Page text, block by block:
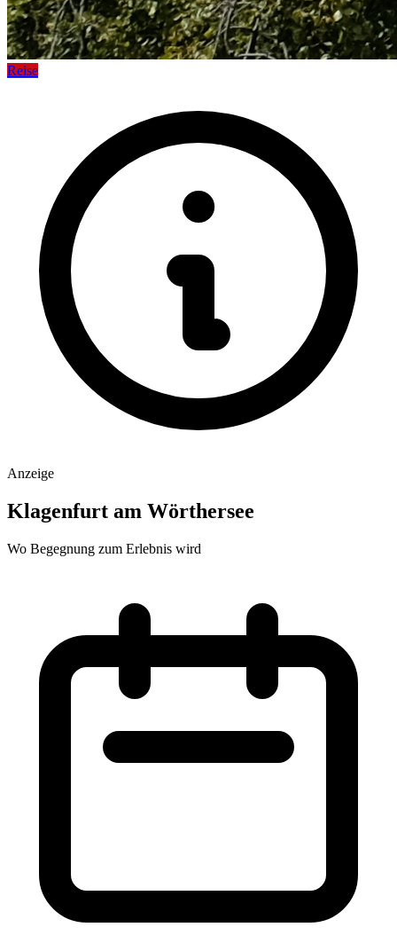
Reise
Anzeige
Klagenfurt am Wörthersee
Wo Begegnung zum Erlebnis wird